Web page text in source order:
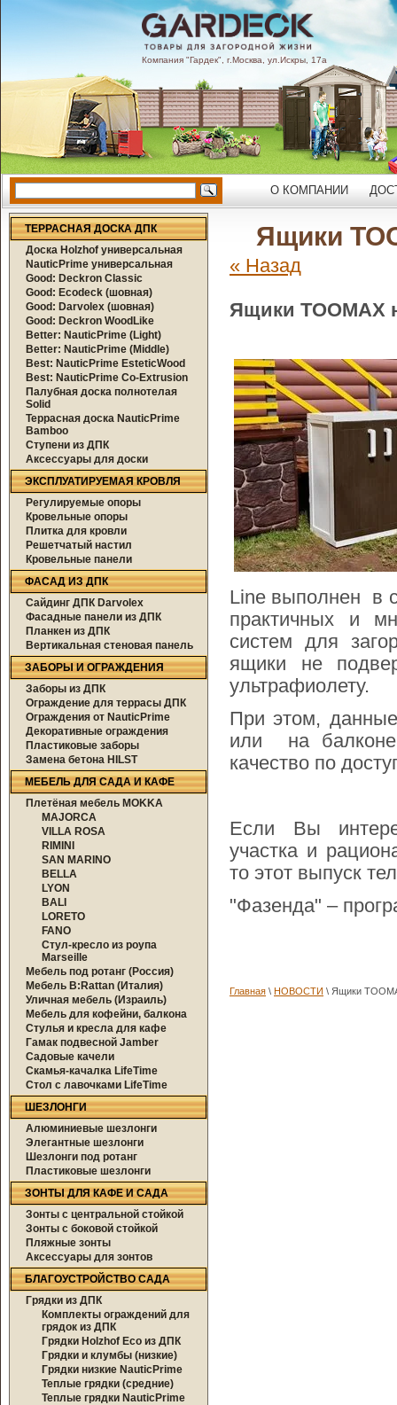
Компания "Гардек", г.Москва, ул.Искры, 17а
О КОМПАНИИ
Ящики
« Назад
Ящики TOOMAX
Line выполнен в
практичных и
систем для
ящики не
ультрафиолету.
При этом,
или на
качество по
Если Вы
участка и
то этот выпуск
"Фазенда" –
Главная \ НОВОСТИ \ Ящики
ТЕРРАСНАЯ ДОСКА ДПК
Доска Holzhof универсальная
NauticPrime универсальная
Good: Deckron Classic
Good: Ecodeck (шовная)
Good: Darvolex (шовная)
Good: Deckron WoodLike
Better: NauticPrime (Light)
Better: NauticPrime (Middle)
Best: NauticPrime EsteticWood
Best: NauticPrime Co-Extrusion
Палубная доска полнотелая
Solid
Террасная доска NauticPrime
Bamboo
Ступени из ДПК
Аксессуары для доски
ЭКСПЛУАТИРУЕМАЯ КРОВЛЯ
Регулируемые опоры
Кровельные опоры
Плитка для кровли
Решетчатый настил
Кровельные панели
ФАСАД ИЗ ДПК
Сайдинг ДПК Darvolex
Фасадные панели из ДПК
Планкен из ДПК
Вертикальная стеновая панель
ЗАБОРЫ И ОГРАЖДЕНИЯ
Заборы из ДПК
Ограждение для террасы ДПК
Ограждения от NauticPrime
Декоративные ограждения
Пластиковые заборы
Замена бетона HILST
МЕБЕЛЬ ДЛЯ САДА И КАФЕ
Плетёная мебель MOKKA
MAJORCA
VILLA ROSA
RIMINI
SAN MARINO
BELLA
LYON
BALI
LORETO
FANO
Стул-кресло из роупа
Marseille
Мебель под ротанг (Россия)
Мебель B:Rattan (Италия)
Уличная мебель (Израиль)
Мебель для кофейни, балкона
Стулья и кресла для кафе
Гамак подвесной Jamber
Садовые качели
Скамья-качалка LifeTime
Стол с лавочками LifeTime
ШЕЗЛОНГИ
Алюминиевые шезлонги
Элегантные шезлонги
Шезлонги под ротанг
Пластиковые шезлонги
ЗОНТЫ ДЛЯ КАФЕ И САДА
Зонты с центральной стойкой
Зонты с боковой стойкой
Пляжные зонты
Аксессуары для зонтов
БЛАГОУСТРОЙСТВО САДА
Грядки из ДПК
Комплекты ограждений для
грядок из ДПК
Грядки Holzhof Eco из ДПК
Грядки и клумбы (низкие)
Грядки низкие NauticPrime
Теплые грядки (средние)
Теплые грядки NauticPrime